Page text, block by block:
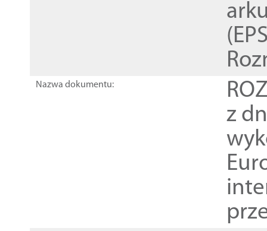
Nazwa dokumentu:
z